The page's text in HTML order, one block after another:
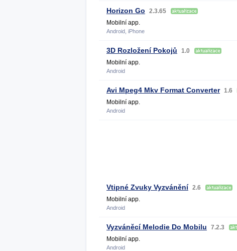
Horizon Go
2.3.65
Mobilní app.
Android, iPhone
3D Rozložení Pokojů
1.0
Mobilní app.
Android
Avi Mpeg4 Mkv Format Converter 1.6
Mobilní app.
Android
Vtipné Zvuky Vyzvánění 2.6
Mobilní app.
Android
Vyzváněcí Melodie Do Mobilu
7.2.3
Mobilní app.
Android